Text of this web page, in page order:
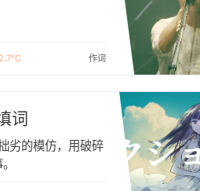
作词
词
劣的模仿，用破碎